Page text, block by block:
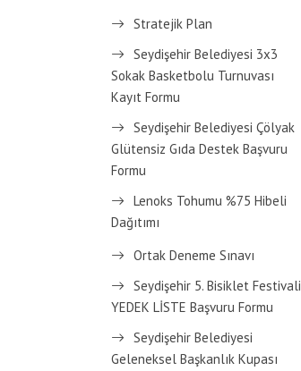
Stratejik Plan
Seydişehir Belediyesi 3x3
Sokak Basketbolu Turnuvası
Kayıt Formu
Seydişehir Belediyesi Çölyak
Glütensiz Gıda Destek Başvuru
Formu
Lenoks Tohumu %75 Hibeli
Dağıtımı
Ortak Deneme Sınavı
Seydişehir 5. Bisiklet Festivali
YEDEK LİSTE Başvuru Formu
Seydişehir Belediyesi
Geleneksel Başkanlık Kupası